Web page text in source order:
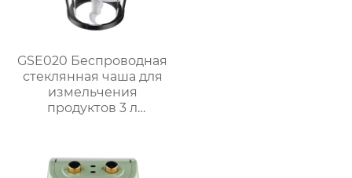
GSE020 Беспроводная
стеклянная чаша для
измельчения
продуктов 3 л